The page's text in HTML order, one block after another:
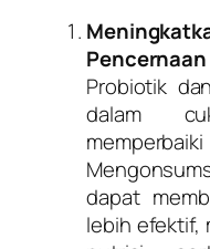
Pencernaan
Probiotik
dalam
dapat
lebih efektif,